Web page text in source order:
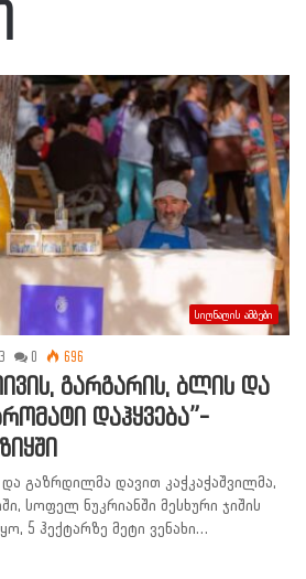
სიღნაღის ამბები
0 696
გარგარის, ბლის და
დაჰყვება”-
გაზრდილმა დავით კაჭკაჭაშვილმა,
სოფელ ნუკრიანში მესხური ჯიშის
5 ჰექტარზე მეტი ვენახი…